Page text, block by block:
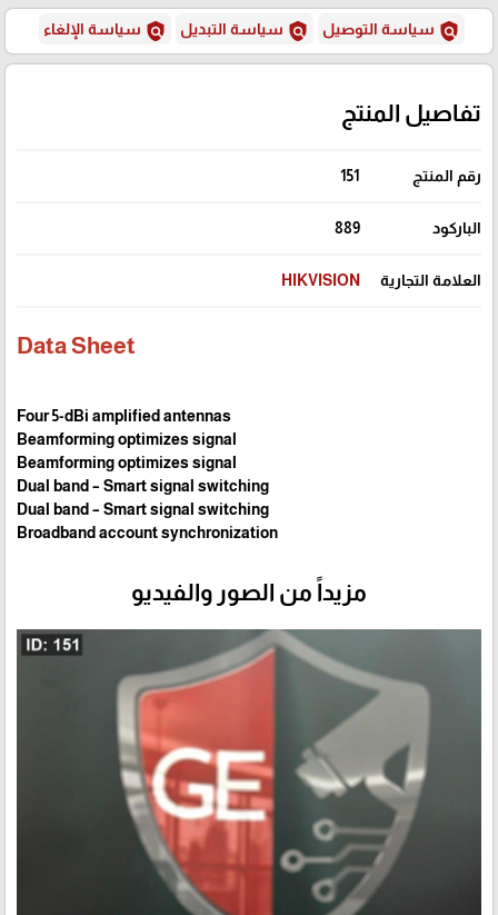
policy سياسة التوصيل policy سياسة التبديل policy سياسة الإلغاء
تفاصيل المنتج
رقم المنتج 151
الباركود 889
العلامة التجارية HIKVISION
Data Sheet
Four 5-dBi amplified antennas
Beamforming optimizes signal
Beamforming optimizes signal
Dual band – Smart signal switching
Dual band – Smart signal switching
Broadband account synchronization
مزيداً من الصور والفيديو